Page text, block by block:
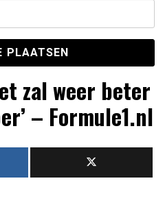
zal weer beter
– Formule1.nl